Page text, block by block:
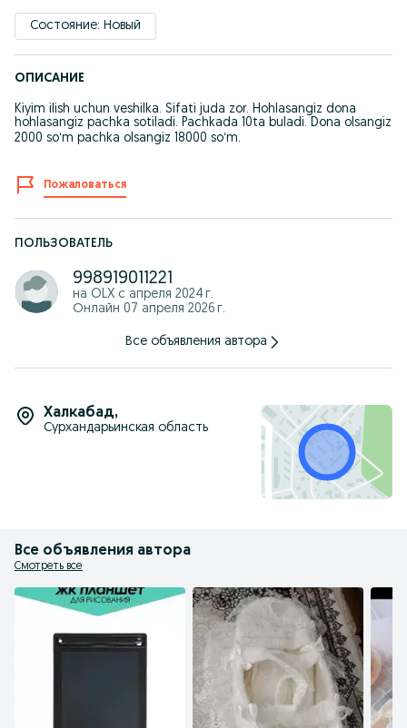
Состояние: Новый
ОПИСАНИЕ
Kiyim ilish uchun veshilka. Sifati juda zor. Hohlasangiz dona
hohlasangiz pachka sotiladi. Pachkada 10ta buladi. Dona olsangiz
2000 soʻm pachka olsangiz 18000 soʻm.
Пожаловаться
ПОЛЬЗОВАТЕЛЬ
998919011221
на OLX с апреля 2024 г.
Онлайн 07 апреля 2026 г.
Все объявления автора
Халкабад,
Сурхандарьинская область
Все объявления автора
Смотреть все